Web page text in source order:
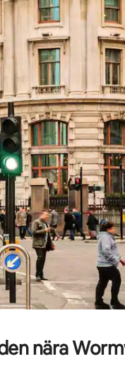
genom att trycka eller
nära